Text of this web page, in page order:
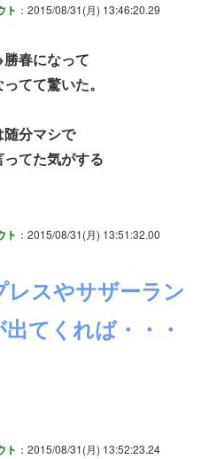
ト ：2015/08/31(月) 13:46:20.29
春になって
てて驚いた。
分マシで
てた気がする
ト ：2015/08/31(月) 13:51:32.00
レスやサザーラン
てくれば・・・
ト ：2015/08/31(月) 13:52:23.24